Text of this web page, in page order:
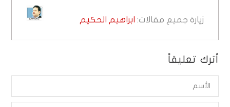
زيارة جميع مقالات: ابراهيم الحكيم
أترك تعليقاً